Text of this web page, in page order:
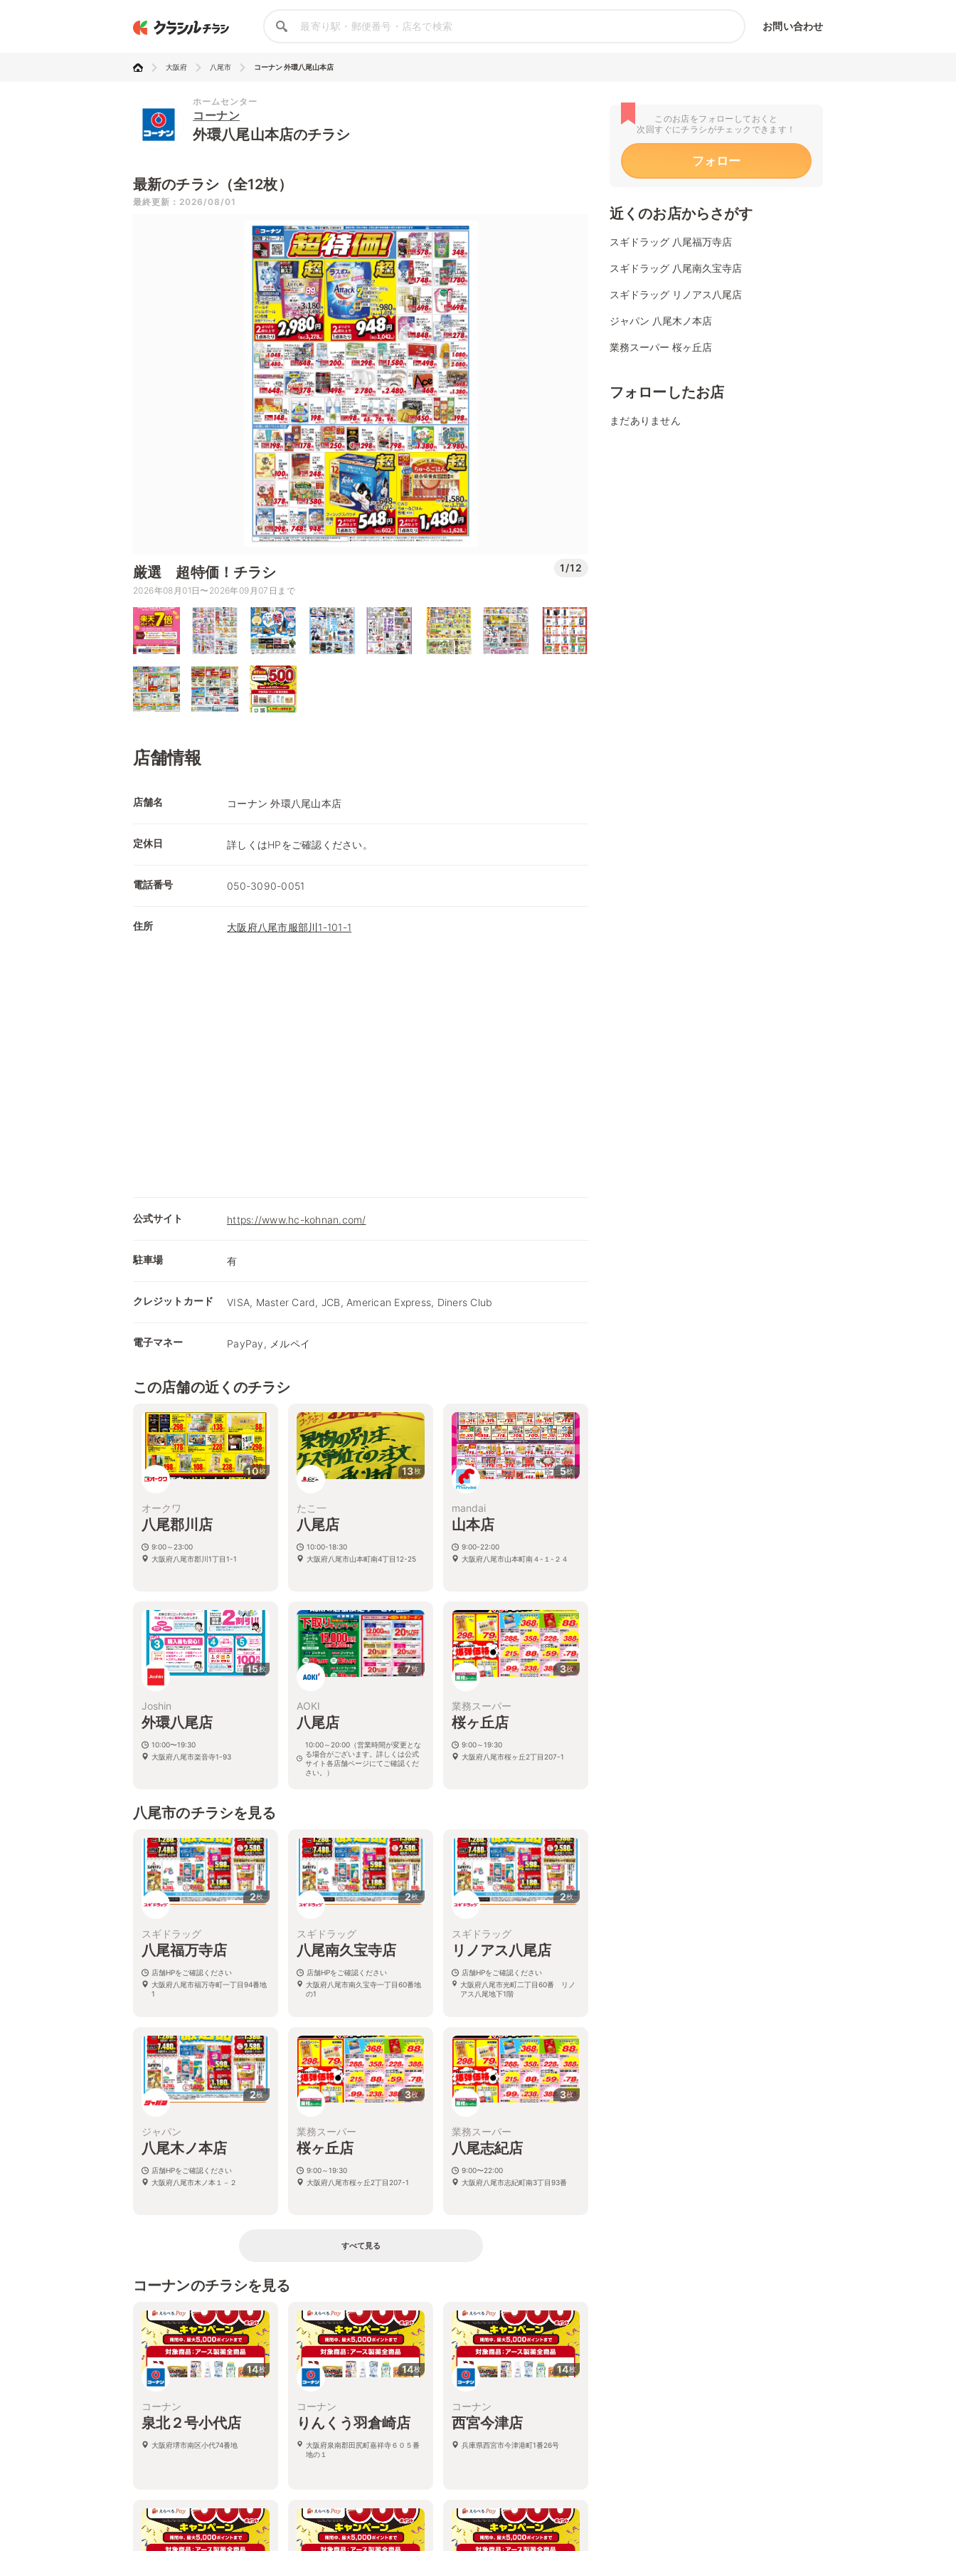
お問い合わせ
大阪府 八尾市 コーナン 外環八尾山本店
ホームセンター
コーナン
外環八尾山本店のチラシ
最新のチラシ（全12枚）
最終更新：2026/08/01
厳選 超特価！チラシ 1/12
2026年08月01日〜2026年09月07日まで
店舗情報
店舗名 コーナン 外環八尾山本店
定休日 詳しくはHPをご確認ください。
電話番号 050-3090-0051
住所 大阪府八尾市服部川1-101-1
公式サイト https://www.hc-kohnan.com/
駐車場 有
クレジットカード VISA, Master Card, JCB, American Express, Diners Club
電子マネー PayPay, メルペイ
この店舗の近くのチラシ
10枚
オークワ
八尾郡川店
9:00～23:00
大阪府八尾市郡川1丁目1-1
13枚
たこ一
八尾店
10:00-18:30
大阪府八尾市山本町南4丁目12-25
5枚
mandai
山本店
9:00-22:00
大阪府八尾市山本町南４-１-２４
15枚
Joshin
外環八尾店
10:00〜19:30
大阪府八尾市楽音寺1-93
7枚
AOKI
八尾店
10:00～20:00（営業時間が変更とな
る場合がございます。詳しくは公式
サイト各店舗ページにてご確認くだ
さい。）
3枚
業務スーパー
桜ヶ丘店
9:00～19:30
大阪府八尾市桜ヶ丘2丁目207-1
八尾市のチラシを見る
2枚
スギドラッグ
八尾福万寺店
店舗HPをご確認ください
大阪府八尾市福万寺町一丁目94番地
1
2枚
スギドラッグ
八尾南久宝寺店
店舗HPをご確認ください
大阪府八尾市南久宝寺一丁目60番地
の1
2枚
スギドラッグ
リノアス八尾店
店舗HPをご確認ください
大阪府八尾市光町二丁目60番 リノ
アス八尾地下1階
2枚
ジャパン
八尾木ノ本店
店舗HPをご確認ください
大阪府八尾市木ノ本１－２
3枚
業務スーパー
桜ヶ丘店
9:00～19:30
大阪府八尾市桜ヶ丘2丁目207-1
3枚
業務スーパー
八尾志紀店
9:00〜22:00
大阪府八尾市志紀町南3丁目93番
すべて見る
コーナンのチラシを見る
14枚
コーナン
泉北２号小代店
大阪府堺市南区小代74番地
14枚
コーナン
りんくう羽倉崎店
大阪府泉南郡田尻町嘉祥寺６０５番
地の１
14枚
コーナン
西宮今津店
兵庫県西宮市今津港町1番26号
このお店をフォローしておくと
次回すぐにチラシがチェックできます！
フォロー
近くのお店からさがす
スギドラッグ 八尾福万寺店
スギドラッグ 八尾南久宝寺店
スギドラッグ リノアス八尾店
ジャパン 八尾木ノ本店
業務スーパー 桜ヶ丘店
フォローしたお店
まだありません